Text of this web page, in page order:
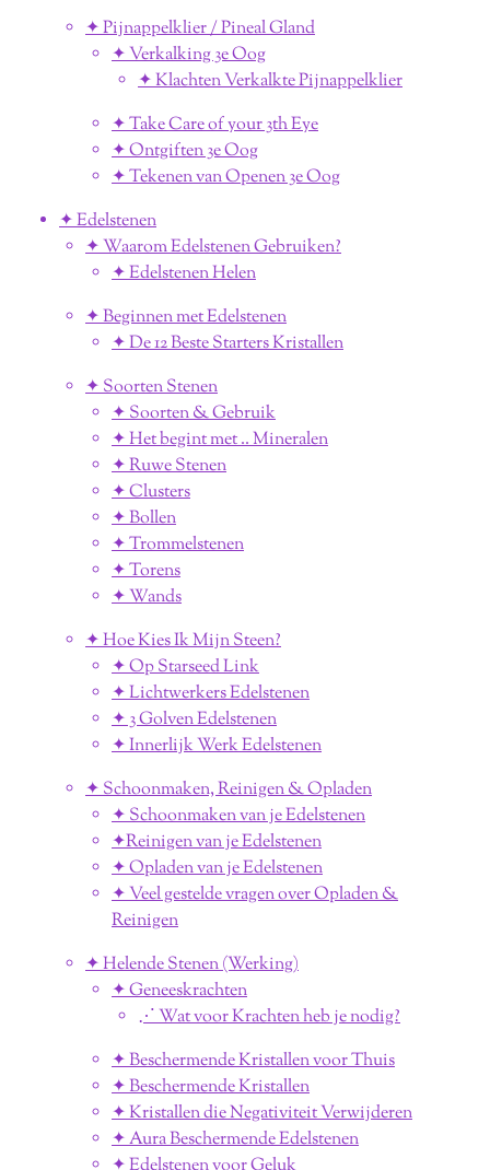
✦ Pijnappelklier / Pineal Gland
✦ Verkalking 3e Oog
✦ Klachten Verkalkte Pijnappelklier
✦ Take Care of your 3th Eye
✦ Ontgiften 3e Oog
✦ Tekenen van Openen 3e Oog
✦ Edelstenen
✦ Waarom Edelstenen Gebruiken?
✦ Edelstenen Helen
✦ Beginnen met Edelstenen
✦ De 12 Beste Starters Kristallen
✦ Soorten Stenen
✦ Soorten & Gebruik
✦ Het begint met .. Mineralen
✦ Ruwe Stenen
✦ Clusters
✦ Bollen
✦ Trommelstenen
✦ Torens
✦ Wands
✦ Hoe Kies Ik Mijn Steen?
✦ Op Starseed Link
✦ Lichtwerkers Edelstenen
✦ 3 Golven Edelstenen
✦ Innerlijk Werk Edelstenen
✦ Schoonmaken, Reinigen & Opladen
✦ Schoonmaken van je Edelstenen
✦Reinigen van je Edelstenen
✦ Opladen van je Edelstenen
✦ Veel gestelde vragen over Opladen &
Reinigen
✦ Helende Stenen (Werking)
✦ Geneeskrachten
⋰ Wat voor Krachten heb je nodig?
✦ Beschermende Kristallen voor Thuis
✦ Beschermende Kristallen
✦ Kristallen die Negativiteit Verwijderen
✦ Aura Beschermende Edelstenen